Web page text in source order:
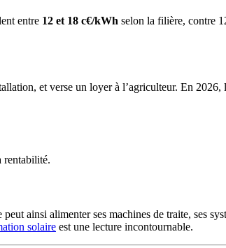
entre 12 et 18 c€/kWh selon la filière, contre
et verse un loyer à l’agriculteur. En 2026,
rentabilité.
ainsi alimenter ses machines de traite, ses
solaire est une lecture incontournable.